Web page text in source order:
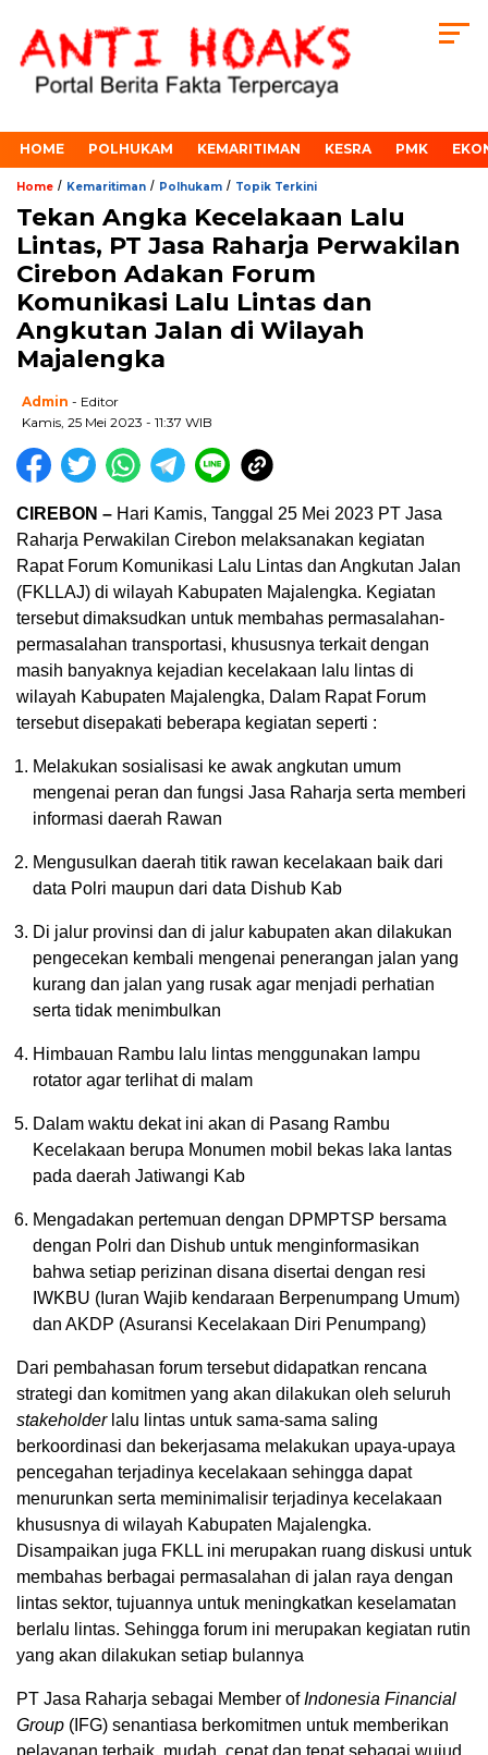
HOME POLHUKAM KEMARITIMAN KESRA PMK
Home / Kemaritiman / Polhukam / Topik Terkini
Tekan Angka Kecelakaan Lalu
Lintas, PT Jasa Raharja Perwakilan
Cirebon Adakan Forum
Komunikasi Lalu Lintas dan
Angkutan Jalan di Wilayah
Majalengka
Admin - Editor
Kamis, 25 Mei 2023 - 11:37 WIB
CIREBON – Hari Kamis, Tanggal 25 Mei 2023 PT Jasa
Raharja Perwakilan Cirebon melaksanakan kegiatan
Rapat Forum Komunikasi Lalu Lintas dan Angkutan Jalan
(FKLLAJ) di wilayah Kabupaten Majalengka. Kegiatan
tersebut dimaksudkan untuk membahas permasalahan-
permasalahan transportasi, khususnya terkait dengan
masih banyaknya kejadian kecelakaan lalu lintas di
wilayah Kabupaten Majalengka, Dalam Rapat Forum
tersebut disepakati beberapa kegiatan seperti :
Melakukan sosialisasi ke awak angkutan umum
mengenai peran dan fungsi Jasa Raharja serta memberi
informasi daerah Rawan
Mengusulkan daerah titik rawan kecelakaan baik dari
data Polri maupun dari data Dishub Kab
Di jalur provinsi dan di jalur kabupaten akan dilakukan
pengecekan kembali mengenai penerangan jalan yang
kurang dan jalan yang rusak agar menjadi perhatian
serta tidak menimbulkan
Himbauan Rambu lalu lintas menggunakan lampu
rotator agar terlihat di malam
Dalam waktu dekat ini akan di Pasang Rambu
Kecelakaan berupa Monumen mobil bekas laka lantas
pada daerah Jatiwangi Kab
Mengadakan pertemuan dengan DPMPTSP bersama
dengan Polri dan Dishub untuk menginformasikan
bahwa setiap perizinan disana disertai dengan resi
IWKBU (Iuran Wajib kendaraan Berpenumpang Umum)
dan AKDP (Asuransi Kecelakaan Diri Penumpang)
Dari pembahasan forum tersebut didapatkan rencana
strategi dan komitmen yang akan dilakukan oleh seluruh
stakeholder lalu lintas untuk sama-sama saling
berkoordinasi dan bekerjasama melakukan upaya-upaya
pencegahan terjadinya kecelakaan sehingga dapat
menurunkan serta meminimalisir terjadinya kecelakaan
khususnya di wilayah Kabupaten Majalengka.
Disampaikan juga FKLL ini merupakan ruang diskusi untuk
membahas berbagai permasalahan di jalan raya dengan
lintas sektor, tujuannya untuk meningkatkan keselamatan
berlalu lintas. Sehingga forum ini merupakan kegiatan rutin
yang akan dilakukan setiap bulannya
PT Jasa Raharja sebagai Member ofIndonesia Financial
Group (IFG) senantiasa berkomitmen untuk memberikan